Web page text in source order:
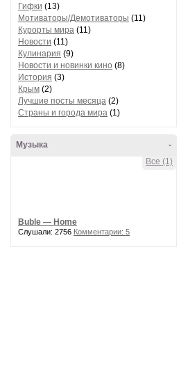
Гифки (13)
Мотиваторы/Демотиваторы (11)
Курорты мира (11)
Новости (11)
Кулинария (9)
Новости и новинки кино (8)
История (3)
Крым (2)
Лучшие посты месяца (2)
Страны и города мира (1)
-
Музыка
Все (1)
Buble — Home
Слушали: 2756 Комментарии: 5